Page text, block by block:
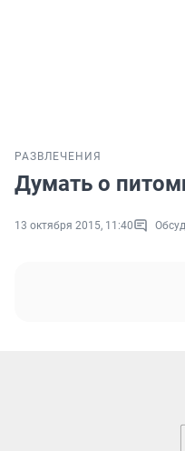
РАЗВЛЕЧЕНИЯ
Думать о
13 октября 2015, 11:40